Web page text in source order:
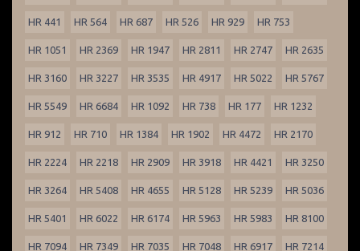
HR 441 HR 564 HR 687 HR 526 HR 929 HR 753
HR 1051 HR 2369 HR 1947 HR 2811 HR 2747 HR 2635
HR 3160 HR 3227 HR 3535 HR 4917 HR 5022 HR 5767
HR 5549 HR 6684 HR 1092 HR 738 HR 177 HR 1232
HR 912 HR 710 HR 1384 HR 1902 HR 4472 HR 2170
HR 2224 HR 2218 HR 2909 HR 3918 HR 4421 HR 3250
HR 3264 HR 5408 HR 4655 HR 5128 HR 5239 HR 5036
HR 5401 HR 6022 HR 6174 HR 5963 HR 5983 HR 8100
HR 7094 HR 7349 HR 7035 HR 7048 HR 6917 HR 7214